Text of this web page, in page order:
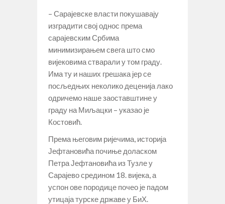
– Сарајевске власти покушавају
изградити свој однос према
сарајевским Србима
минимизирањем свега што смо
вијековима стварали у том граду.
Има ту и наших грешака јер се
посљедњих неколико деценија лако
одричемо наше заоставштине у
граду на Миљацки – указао је
Костовић.
Према његовим ријечима, историја
Јефтановића почиње доласком
Петра Јефтановића из Тузле у
Сарајево средином 18. вијека, а
успон ове породице почео је падом
утицаја турске државе у БиХ.